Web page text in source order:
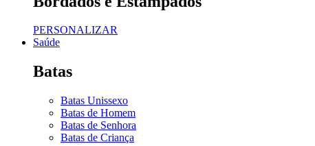
PERSONALIZAR
Saúde
Batas
Batas Unissexo
Batas de Homem
Batas de Senhora
Batas de Criança